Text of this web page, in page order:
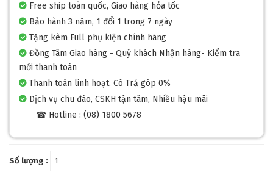
Free ship toàn quốc, Giao hàng hỏa tốc
Bảo hành 3 năm, 1 đổi 1 trong 7 ngày
Tặng kèm Full phụ kiện chính hãng
Đồng Tâm Giao hàng - Quý khách Nhận hàng- Kiểm tra
mới thanh toán
Thanh toán linh hoạt. Có Trả góp 0%
Dịch vụ chu đáo, CSKH tận tâm, Nhiều hậu mãi
☎ Hotline : (08) 1800 5678
Số lượng :